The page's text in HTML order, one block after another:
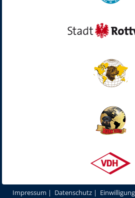
Impressum | Datenschutz |